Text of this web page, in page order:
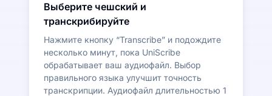
Выберите чешский и
транскрибируйте
Нажмите кнопку “Transcribe” и подождите
несколько минут, пока UniScribe
обрабатывает ваш аудиофайл. Выбор
правильного языка улучшит точность
транскрипции. Аудиофайл длительностью 1